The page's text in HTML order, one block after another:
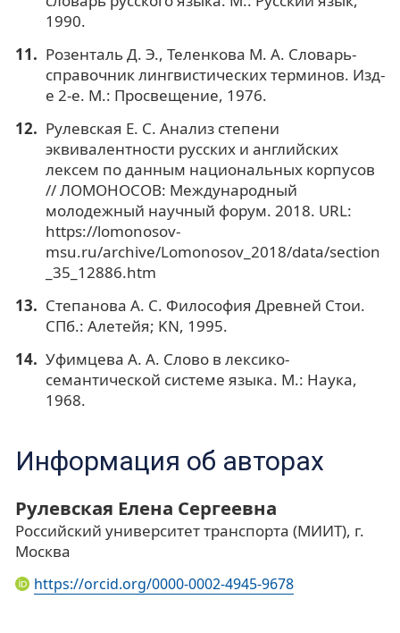
1990.
Розенталь Д. Э., Теленкова М. А. Словарь-
справочник лингвистических терминов. Изд-
е 2-е. М.: Просвещение, 1976.
Рулевская Е. С. Анализ степени
эквивалентности русских и английских
лексем по данным национальных корпусов
// ЛОМОНОСОВ: Международный
молодежный научный форум. 2018. URL:
https://lomonosov-
msu.ru/archive/Lomonosov_2018/data/section
_35_12886.htm
Степанова А. С. Философия Древней Стои.
СПб.: Алетейя; KN, 1995.
Уфимцева А. А. Слово в лексико-
семантической системе языка. М.: Наука,
1968.
Информация об авторах
Рулевская Елена Сергеевна
Российский университет транспорта (МИИТ), г.
Москва
https://orcid.org/0000-0002-4945-9678